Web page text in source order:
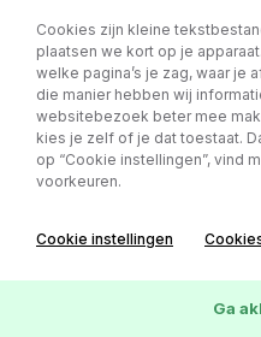
Cookies zijn kleine
plaatsen we kort op je
welke pagina’s je zag, waar je
die manier hebben wij
websitebezoek beter mee
kies je zelf of je dat toestaat.
op “Cookie instellingen”, vind
voorkeuren.
Cookie instellingen
Ga